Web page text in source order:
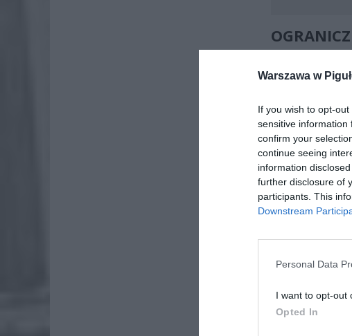
Warszawa w
If you wish to opt-
sensitive information
confirm your
continue seeing
information
further disclosure of
participants. This
Downstream
Personal Data
I want to opt-out
Opted In
Strefa EP R129
agresji Rosji
reagowania na